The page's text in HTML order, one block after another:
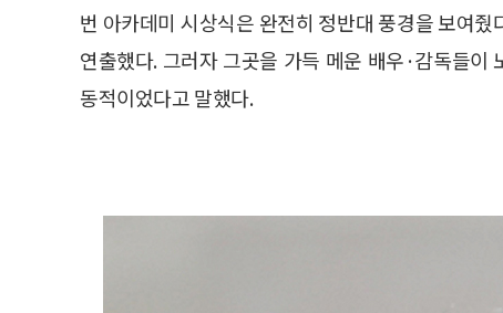
번 아카데미 시상식은 완전히 정반대 풍경을 보여줬
연출했다. 그러자 그곳을 가득 메운 배우·감독들
동적이었다고 말했다.